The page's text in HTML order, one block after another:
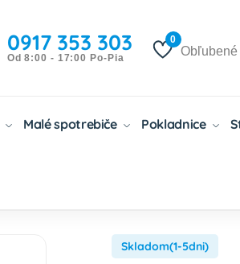
0917 353 303
Od 8:00 - 17:00 Po-Pia
0
Obľubené
Malé spotrebiče Pokladnice
Skladom(1-5dni)